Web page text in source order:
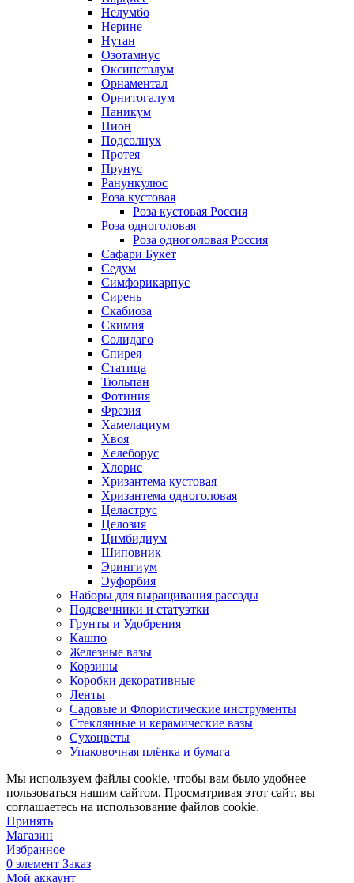
Нелумбо
Нерине
Нутан
Озотамнус
Оксипеталум
Орнаментал
Орнитогалум
Паникум
Пион
Подсолнух
Протея
Прунус
Ранункулюс
Роза кустовая
Роза кустовая Россия
Роза одноголовая
Роза одноголовая Россия
Сафари Букет
Седум
Симфорикарпус
Сирень
Скабиоза
Скимия
Солидаго
Спирея
Статица
Тюльпан
Фотиния
Фрезия
Хамелациум
Хвоя
Хелеборус
Хлорис
Хризантема кустовая
Хризантема одноголовая
Целаструс
Целозия
Цимбидиум
Шиповник
Эрингиум
Эуфорбия
Наборы для выращивания рассады
Подсвечники и статуэтки
Грунты и Удобрения
Кашпо
Железные вазы
Корзины
Коробки декоративные
Ленты
Садовые и Флористические инструменты
Стеклянные и керамические вазы
Сухоцветы
Упаковочная плёнка и бумага
Мы используем файлы cookie, чтобы вам было удобнее
пользоваться нашим сайтом. Просматривая этот сайт, вы
соглашаетесь на использование файлов cookie.
Принять
Магазин
Избранное
0 элемент Заказ
Мой аккаунт